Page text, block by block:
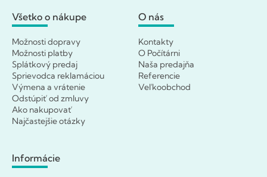
Všetko o nákupe
Možnosti dopravy
Možnosti platby
Splátkový predaj
Sprievodca reklamáciou
Výmena a vrátenie
Odstúpiť od zmluvy
Ako nakupovať
Najčastejšie otázky
O nás
Kontakty
O Počítárni
Naša predajňa
Referencie
Veľkoobchod
Informácie